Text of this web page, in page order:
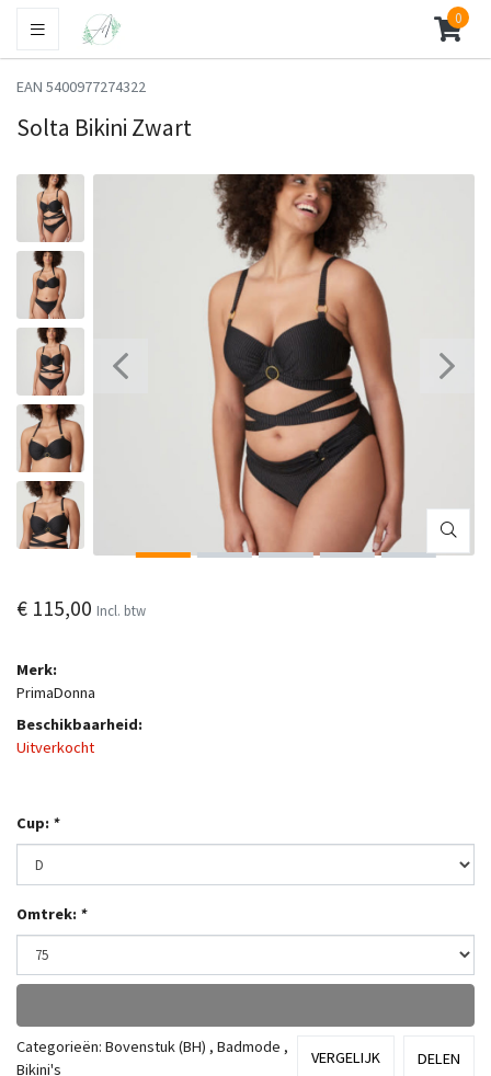
0
EAN 5400977274322
Solta Bikini Zwart
€ 115,00 Incl. btw
Merk:
PrimaDonna
Beschikbaarheid:
Uitverkocht
Cup: *
Omtrek: *
Categorieën: Bovenstuk (BH) , Badmode ,
Bikini's
VERGELIJK DELEN